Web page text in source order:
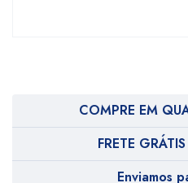
COMPRE EM
FRETE
Enviamos